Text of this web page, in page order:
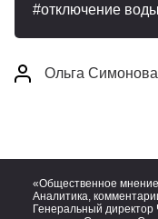
отключение воды
Ольга Симонова
«Общественное
Аналитика,
Генеральный